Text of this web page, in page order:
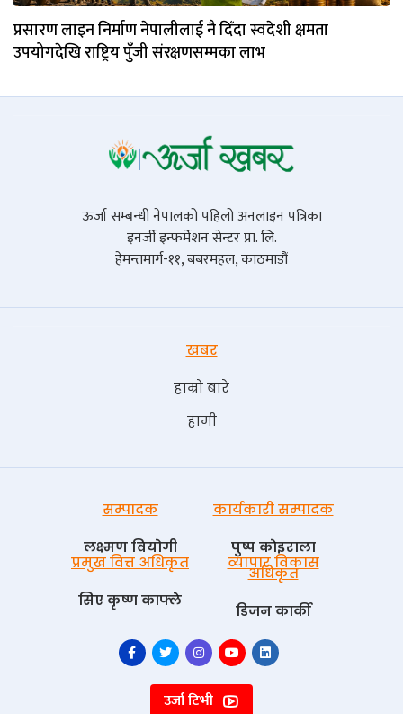
प्रसारण लाइन निर्माण नेपालीलाई नै दिँदा स्वदेशी क्षमता
उपयोगदेखि राष्ट्रिय पुँजी संरक्षणसम्मका लाभ
ऊर्जा सम्बन्धी नेपालको पहिलो अनलाइन पत्रिका
इनर्जी इन्फर्मेशन सेन्टर प्रा. लि.
हेमन्तमार्ग-११, बबरमहल, काठमाडौं
खबर
हाम्रो बारे
हामी
सम्पादक
लक्ष्मण वियोगी
कार्यकारी सम्पादक
पुष्प काेइराला
प्रमुख वित्त अधिकृत
सिए कृष्ण काफ्ले
व्यापार विकास
अधिकृत
डिजन कार्की
उर्जा टिभी